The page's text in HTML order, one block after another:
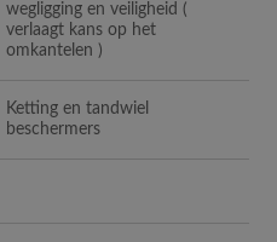
wegligging en veiligheid (
verlaagt kans op het
omkantelen )
Ketting en tandwiel
beschermers